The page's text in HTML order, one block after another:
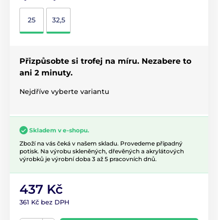
25 32,5
Přizpůsobte si trofej na míru. Nezabere to
ani 2 minuty.
Nejdříve vyberte variantu
Skladem v e-shopu.
Zboží na vás čeká v našem skladu. Provedeme případný
potisk. Na výrobu skleněných, dřevěných a akrylátových
výrobků je výrobní doba 3 až 5 pracovních dnů.
437 Kč
361 Kč bez DPH